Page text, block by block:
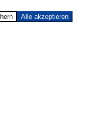
Alle akzeptieren